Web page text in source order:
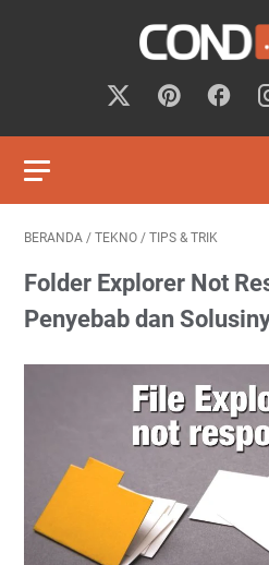
BERANDA / TEKNO / TIPS & TRIK
Folder Explorer Not
Penyebab dan